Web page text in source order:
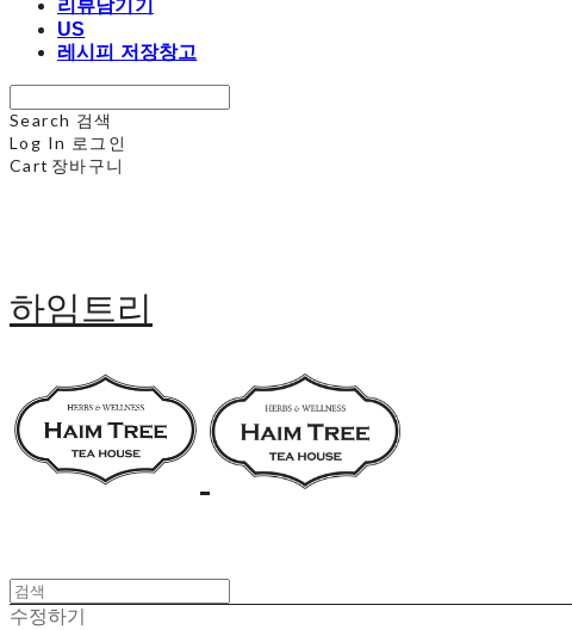
리뷰남기기
US
레시피 저장창고
Search 검색
Log In 로그인
Cart 장바구니
하임트리
수정하기